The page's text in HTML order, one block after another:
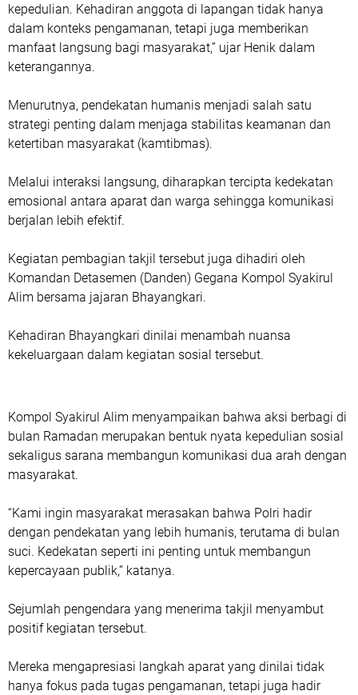
kepedulian. Kehadiran anggota di lapangan tidak hanya
dalam konteks pengamanan, tetapi juga memberikan
manfaat langsung bagi masyarakat,” ujar Henik dalam
keterangannya.
Menurutnya, pendekatan humanis menjadi salah satu
strategi penting dalam menjaga stabilitas keamanan dan
ketertiban masyarakat (kamtibmas).
Melalui interaksi langsung, diharapkan tercipta kedekatan
emosional antara aparat dan warga sehingga komunikasi
berjalan lebih efektif.
Kegiatan pembagian takjil tersebut juga dihadiri oleh
Komandan Detasemen (Danden) Gegana Kompol Syakirul
Alim bersama jajaran Bhayangkari.
Kehadiran Bhayangkari dinilai menambah nuansa
kekeluargaan dalam kegiatan sosial tersebut.
Kompol Syakirul Alim menyampaikan bahwa aksi berbagi di
bulan Ramadan merupakan bentuk nyata kepedulian sosial
sekaligus sarana membangun komunikasi dua arah dengan
masyarakat.
“Kami ingin masyarakat merasakan bahwa Polri hadir
dengan pendekatan yang lebih humanis, terutama di bulan
suci. Kedekatan seperti ini penting untuk membangun
kepercayaan publik,” katanya.
Sejumlah pengendara yang menerima takjil menyambut
positif kegiatan tersebut.
Mereka mengapresiasi langkah aparat yang dinilai tidak
hanya fokus pada tugas pengamanan, tetapi juga hadir